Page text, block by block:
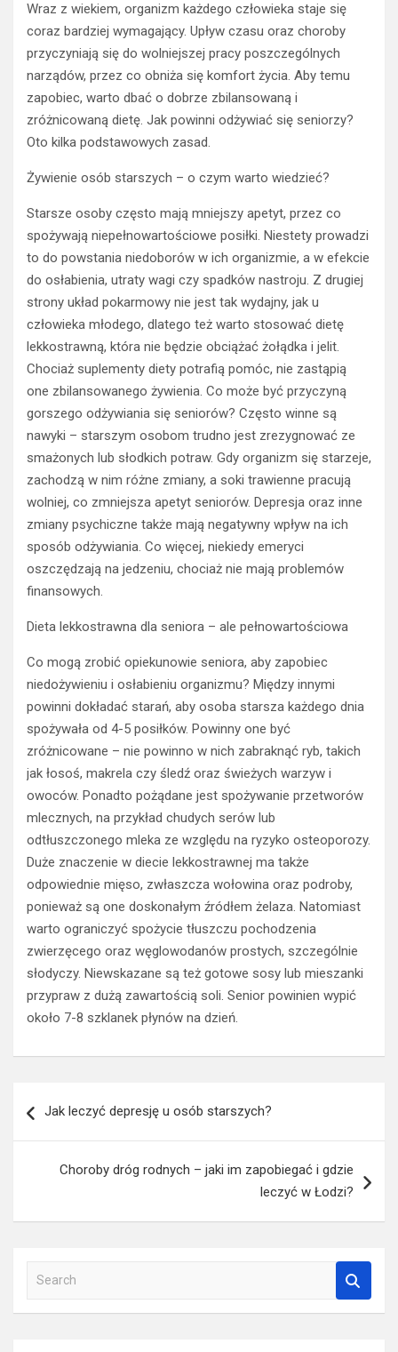
Wraz z wiekiem, organizm każdego człowieka staje się
coraz bardziej wymagający. Upływ czasu oraz choroby
przyczyniają się do wolniejszej pracy poszczególnych
narządów, przez co obniża się komfort życia. Aby temu
zapobiec, warto dbać o dobrze zbilansowaną i
zróżnicowaną dietę. Jak powinni odżywiać się seniorzy?
Oto kilka podstawowych zasad.
Żywienie osób starszych – o czym warto wiedzieć?
Starsze osoby często mają mniejszy apetyt, przez co
spożywają niepełnowartościowe posiłki. Niestety prowadzi
to do powstania niedoborów w ich organizmie, a w efekcie
do osłabienia, utraty wagi czy spadków nastroju. Z drugiej
strony układ pokarmowy nie jest tak wydajny, jak u
człowieka młodego, dlatego też warto stosować dietę
lekkostrawną, która nie będzie obciążać żołądka i jelit.
Chociaż suplementy diety potrafią pomóc, nie zastąpią
one zbilansowanego żywienia. Co może być przyczyną
gorszego odżywiania się seniorów? Często winne są
nawyki – starszym osobom trudno jest zrezygnować ze
smażonych lub słodkich potraw. Gdy organizm się starzeje,
zachodzą w nim różne zmiany, a soki trawienne pracują
wolniej, co zmniejsza apetyt seniorów. Depresja oraz inne
zmiany psychiczne także mają negatywny wpływ na ich
sposób odżywiania. Co więcej, niekiedy emeryci
oszczędzają na jedzeniu, chociaż nie mają problemów
finansowych.
Dieta lekkostrawna dla seniora – ale pełnowartościowa
Co mogą zrobić opiekunowie seniora, aby zapobiec
niedożywieniu i osłabieniu organizmu? Między innymi
powinni dokładać starań, aby osoba starsza każdego dnia
spożywała od 4-5 posiłków. Powinny one być
zróżnicowane – nie powinno w nich zabraknąć ryb, takich
jak łosoś, makrela czy śledź oraz świeżych warzyw i
owoców. Ponadto pożądane jest spożywanie przetworów
mlecznych, na przykład chudych serów lub
odtłuszczonego mleka ze względu na ryzyko osteoporozy.
Duże znaczenie w diecie lekkostrawnej ma także
odpowiednie mięso, zwłaszcza wołowina oraz podroby,
ponieważ są one doskonałym źródłem żelaza. Natomiast
warto ograniczyć spożycie tłuszczu pochodzenia
zwierzęcego oraz węglowodanów prostych, szczególnie
słodyczy. Niewskazane są też gotowe sosy lub mieszanki
przypraw z dużą zawartością soli. Senior powinien wypić
około 7-8 szklanek płynów na dzień.
wpisu
Jak leczyć depresję u osób starszych?
Choroby dróg rodnych – jaki im zapobiegać i gdzie
leczyć w Łodzi?
a